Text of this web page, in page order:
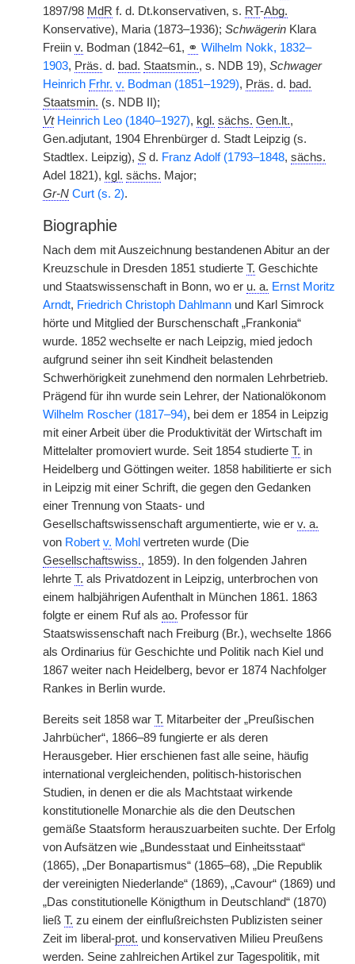
1897/98 MdR f. d. Dt.konservativen, s. RT-Abg.
Konservative), Maria (1873–1936); Schwägerin Klara
Freiin v. Bodman (1842–61, ⚭ Wilhelm Nokk, 1832–
1903, Präs. d. bad. Staatsmin., s. NDB 19), Schwager
Heinrich Frhr. v. Bodman (1851–1929), Präs. d. bad.
Staatsmin. (s. NDB II);
Vt Heinrich Leo (1840–1927), kgl. sächs. Gen.lt.,
Gen.adjutant, 1904 Ehrenbürger d. Stadt Leipzig (s.
Stadtlex. Leipzig), S d. Franz Adolf (1793–1848, sächs.
Adel 1821), kgl. sächs. Major;
Gr-N Curt (s. 2).
Biographie
Nach dem mit Auszeichnung bestandenen Abitur an der
Kreuzschule in Dresden 1851 studierte T. Geschichte
und Staatswissenschaft in Bonn, wo er u. a. Ernst Moritz
Arndt, Friedrich Christoph Dahlmann und Karl Simrock
hörte und Mitglied der Burschenschaft „Frankonia“
wurde. 1852 wechselte er nach Leipzig, mied jedoch
aufgrund seiner ihn seit Kindheit belastenden
Schwerhörigkeit zunehmend den normalen Lehrbetrieb.
Prägend für ihn wurde sein Lehrer, der Nationalökonom
Wilhelm Roscher (1817–94), bei dem er 1854 in Leipzig
mit einer Arbeit über die Produktivität der Wirtschaft im
Mittelalter promoviert wurde. Seit 1854 studierte T. in
Heidelberg und Göttingen weiter. 1858 habilitierte er sich
in Leipzig mit einer Schrift, die gegen den Gedanken
einer Trennung von Staats- und
Gesellschaftswissenschaft argumentierte, wie er v. a.
von Robert v. Mohl vertreten wurde (Die
Gesellschaftswiss., 1859). In den folgenden Jahren
lehrte T. als Privatdozent in Leipzig, unterbrochen von
einem halbjährigen Aufenthalt in München 1861. 1863
folgte er einem Ruf als ao. Professor für
Staatswissenschaft nach Freiburg (Br.), wechselte 1866
als Ordinarius für Geschichte und Politik nach Kiel und
1867 weiter nach Heidelberg, bevor er 1874 Nachfolger
Rankes in Berlin wurde.
Bereits seit 1858 war T. Mitarbeiter der „Preußischen
Jahrbücher“, 1866–89 fungierte er als deren
Herausgeber. Hier erschienen fast alle seine, häufig
international vergleichenden, politisch-historischen
Studien, in denen er die als Machtstaat wirkende
konstitutionelle Monarchie als die den Deutschen
gemäße Staatsform herauszuarbeiten suchte. Der Erfolg
von Aufsätzen wie „Bundesstaat und Einheitsstaat“
(1865), „Der Bonapartismus“ (1865–68), „Die Republik
der vereinigten Niederlande“ (1869), „Cavour“ (1869) und
„Das constitutionelle Königthum in Deutschland“ (1870)
ließ T. zu einem der einflußreichsten Publizisten seiner
Zeit im liberal-prot. und konservativen Milieu Preußens
werden. Seine zahlreichen Artikel zur Tagespolitik, mit